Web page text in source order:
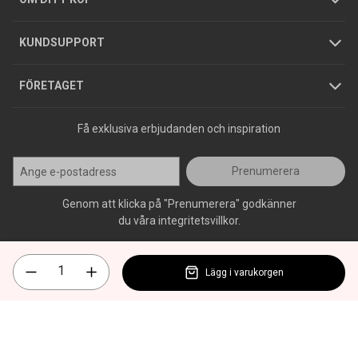
KUNDSUPPORT
Varumärken
FÖRETAGET
Jobba hos oss
Press
Få exklusiva erbjudanden och inspiration
Prenumerera
Genom att klicka på "Prenumerera" godkänner
du våra integritetsvillkor.
Lägg i varukorgen